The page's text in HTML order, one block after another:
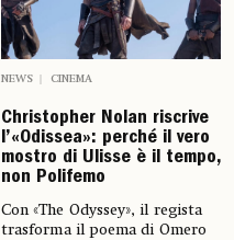
NEWS CINEMA
Christopher Nolan riscrive
l’«Odissea»: perché il vero
mostro di Ulisse è il tempo,
non Polifemo
Con «The Odyssey», il regista
trasforma il poema di Omero